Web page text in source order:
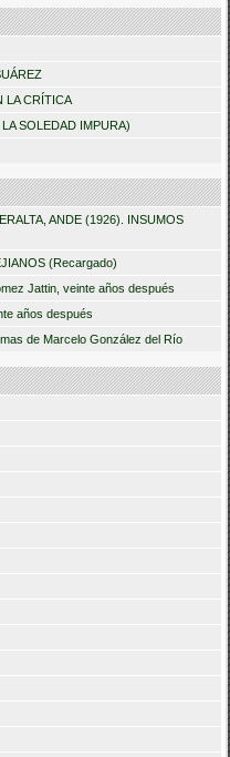
LA CRÍTICA
SOLEDAD IMPURA)
ANDE (1926). INSUMOS
(Recargado)
Jattin, veinte años después
años después
de Marcelo González del Río